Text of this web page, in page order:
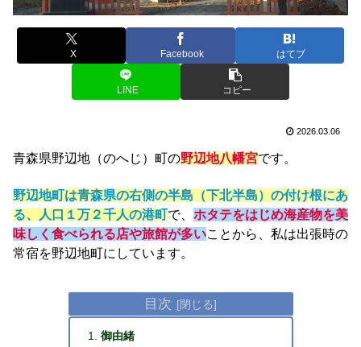
X Facebook はてブ
LINE コピー
2026.03.06
青森県野辺地（のへじ）町の野辺地八幡宮です。
野辺地町は青森県の右側の半島（下北半島）の付け根にあ
る、人口１万２千人の港町で、 ホタテをはじめ海産物を美
味しく食べられる店や旅館が多いことから、私は出張時の
常宿を野辺地町にしています。
目次
御由緒